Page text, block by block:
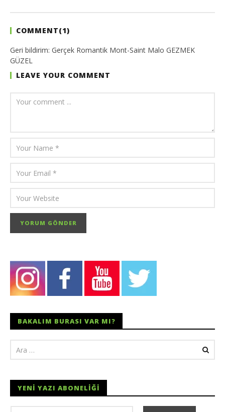
Tuna
COMMENT(1)
Geri bildirim: Gerçek Romantik Mont-Saint Malo GEZMEK
GÜZEL
LEAVE YOUR COMMENT
BAKALIM BURASI VAR MI?
YENI YAZI ABONELIĞI